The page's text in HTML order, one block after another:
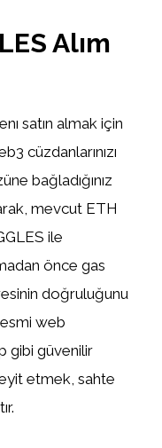
Alım
satın almak için
cüzdanlarınızı
bağladığınız
mevcut ETH
ile
önce gas
doğruluğunu
web
gibi güvenilir
etmek, sahte